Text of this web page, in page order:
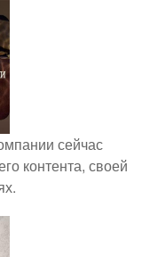
сейчас
контента, своей